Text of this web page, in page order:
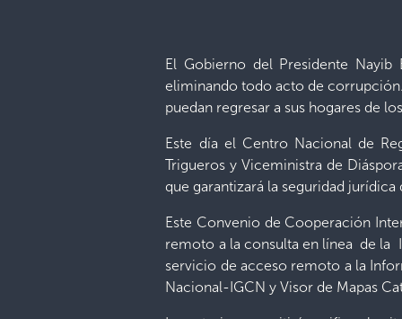
El Gobierno del Presidente Nayib
eliminando todo acto de
puedan regresar a sus hogares de
Este día el Centro Nacional de
Trigueros y Viceministra de
que garantizará la seguridad
Este Convenio de Cooperación
remoto a la consulta en línea de la
servicio de acceso remoto a la
Nacional-IGCN y Visor de Mapas